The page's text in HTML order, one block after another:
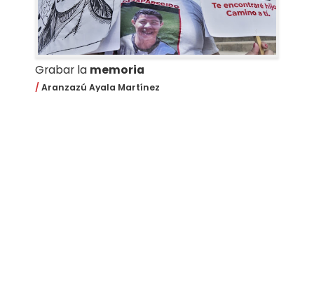
Grabar la memoria
Aranzazú Ayala Martínez